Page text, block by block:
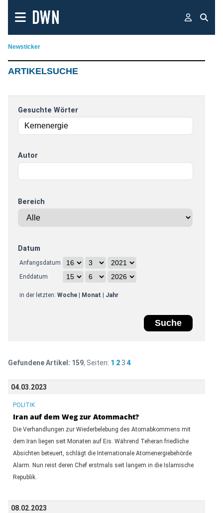
Newsticker
ARTIKELSUCHE
Gesuchte Wörter
Autor
Bereich
Datum
Anfangsdatum
Enddatum
in der letzten: Woche| Monat Jahr
Gefundene Artikel: 159, Seiten: 1 2 3 4
04.03.2023
POLITIK
Iran auf dem Weg zur Atommacht?
Die Verhandlungen zur Wiederbelebung des Atomabkommens mit
dem Iran liegen seit Monaten auf Eis. Während Teheran friedliche
Absichten beteuert, schlägt die Internationale Atomenergiebehörde
Alarm. Nun reist deren Chef erstmals seit langem in die Islamische
Republik.
08.02.2023